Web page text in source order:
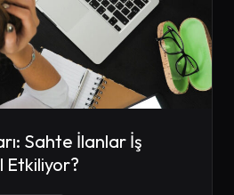
Sahte İlanlar İş
Etkiliyor?